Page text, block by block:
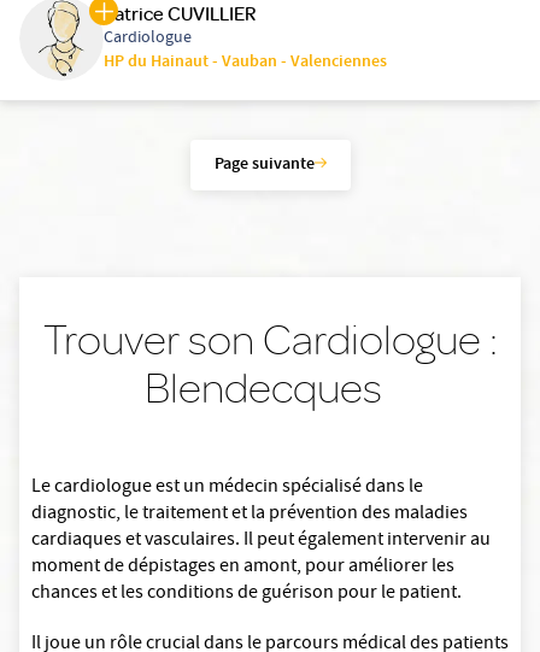
Patrice CUVILLIER
Cardiologue
HP du Hainaut - Vauban - Valenciennes
Page suivante
Trouver son Cardiologue :
Blendecques
Le cardiologue est un médecin spécialisé dans le
diagnostic, le traitement et la prévention des maladies
cardiaques et vasculaires. Il peut également intervenir au
moment de dépistages en amont, pour améliorer les
chances et les conditions de guérison pour le patient.
Il joue un rôle crucial dans le parcours médical des patients